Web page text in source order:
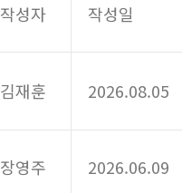
작성자 작성일
김재훈 2026.08.05
장영주 2026.06.09